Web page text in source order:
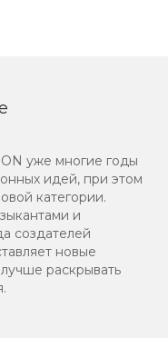
уже многие годы
идей, при этом
категории.
и
создателей
новые
раскрывать